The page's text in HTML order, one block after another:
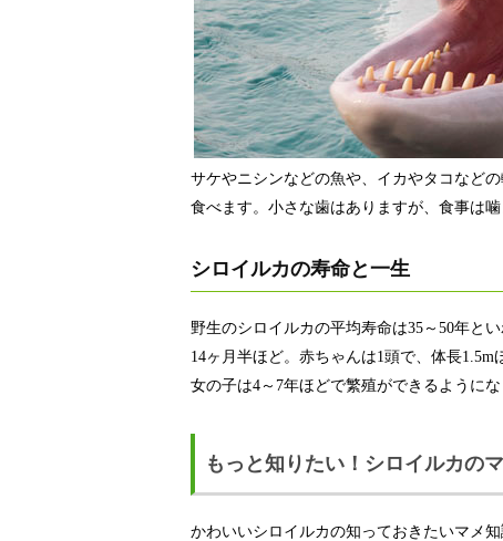
サケやニシンなどの魚や、イカやタコなど
食べます。小さな歯はありますが、食事は噛
シロイルカの寿命と一生
野生のシロイルカの平均寿命は35～50年と
14ヶ月半ほど。赤ちゃんは1頭で、体長1.5m
女の子は4～7年ほどで繁殖ができるようにな
もっと知りたい！シロイルカの
かわいいシロイルカの知っておきたいマメ知